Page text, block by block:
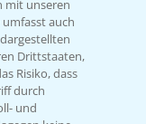
mit unseren
auch
Drittstaaten,
Risiko, dass
durch
und